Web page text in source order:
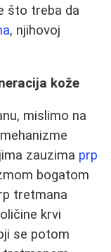
što treba da
, njihovoj
kože
mislimo na
zauzima prp
bogatom
tretmana
krvi
se potom